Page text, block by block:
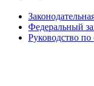
Федеральный
Руководство